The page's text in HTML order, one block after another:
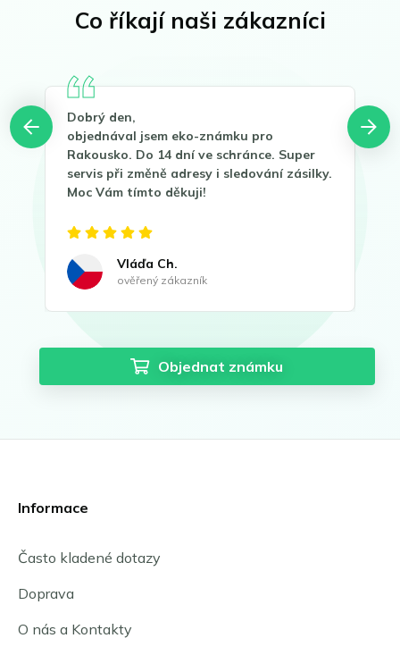
Co říkají naši zákazníci
Dobrý den,
objednával jsem eko-známku pro
Rakousko. Do 14 dní ve schránce. Super
servis při změně adresy i sledování zásilky.
Moc Vám tímto děkuji!
Vláďa Ch.
ověřený zákazník
Objednat známku
Informace
Často kladené dotazy
Doprava
O nás a Kontakty